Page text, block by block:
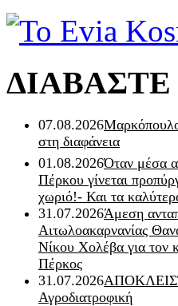
ΔΙΑΒΑΣΤΕ
07.08.2026
στη διαφάνεια
01.08.2026Όταν μέσα
Πέρκου γίνεται
χωριό!- Και τα
31.07.2026Άμεση
Αιτωλοακαρνανίας
Νίκου Χολέβα για τον
Πέρκος
31.07.2026
Αγροδιατροφική